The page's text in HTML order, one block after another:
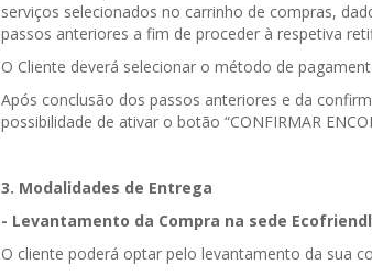
serviços selecionados no carrinho de compras,
passos anteriores a fim de proceder à respetiva
O Cliente deverá selecionar o método de
Após conclusão dos passos anteriores e da
possibilidade de ativar o botão “CONFIRMAR
3. Modalidades de Entrega
- Levantamento da Compra na sede
O cliente poderá optar pelo levantamento da sua